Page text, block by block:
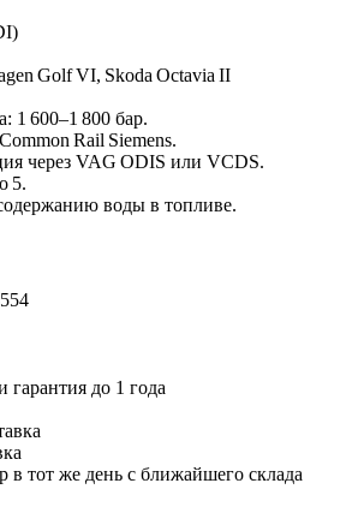
Golf VI, Skoda Octavia II
1 600–1 800 бар.
Rail Siemens.
через VAG ODIS или VCDS.
5.
воды в топливе.
гарантия до 1 года
в тот же день с ближайшего склада